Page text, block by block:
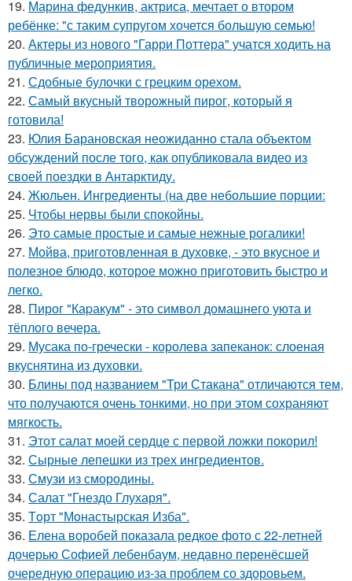
19. Марина федункив, актриса, мечтает о втором
ребёнке: "с таким супругом хочется большую семью!
20. Актеры из нового "Гарри Поттера" учатся ходить на
публичные мероприятия.
21. Сдобные булочки с грецким орехом.
22. Самый вкусный творожный пирог, который я
готовила!
23. Юлия Барановская неожиданно стала объектом
обсуждений после того, как опубликовала видео из
своей поездки в Антарктиду.
24. Жюльен. Ингредиенты (на две небольшие порции:
25. Чтобы нервы были спокойны.
26. Это самые простые и самые нежные рогалики!
27. Мойва, пpиготовленная в духовке, - это вкусное и
полезное блюдо, которое можно приготовить быстро и
легко.
28. Пирог "Каpакум" - это символ домашнего уюта и
тёплого вечера.
29. Мусака по-гречески - королева запеканок: слоеная
вкуснятина из духовки.
30. Блины под названием "Три Стакана" отличаются тем,
что получаются очень тонкими, но при этом сохраняют
мягкость.
31. Этот салат моей сердце с первой ложки покорил!
32. Сырные лепешки из трех ингредиентов.
33. Смузи из смородины.
34. Салат "Гнездо Глухаря".
35. Тoрт "Мoнастырская Изба".
36. Елена воробей показала редкое фото с 22-летней
дочерью Софией лебенбаум, недавно перенёсшей
очередную операцию из-за проблем со здоровьем.